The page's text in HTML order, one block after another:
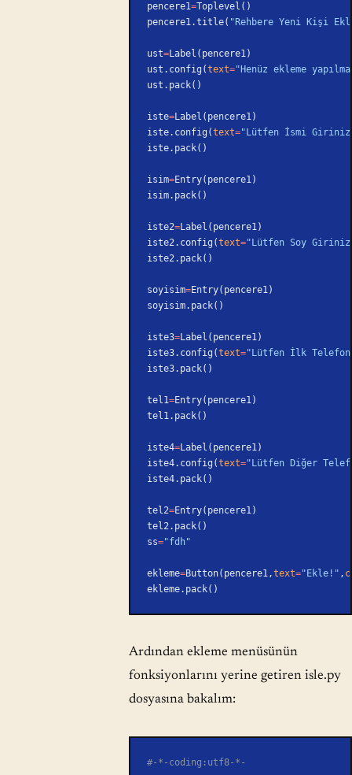
pencere1=Toplevel()
pencere1.title( "Rehbere Yeni Kişi
ust=Label(pencere1)
ust.config(text="Henüz ekleme
ust.pack()
iste=Label(pencere1)
iste.config(text="Lütfen İsmi
iste.pack()
isim=Entry(pencere1)
isim.pack()
iste2=Label(pencere1)
iste2.config(text="Lütfen Soy
iste2.pack()
soyisim=Entry(pencere1)
soyisim.pack()
iste3=Label(pencere1)
iste3.config(text="Lütfen İlk Telefon
iste3.pack()
tel1=Entry(pencere1)
tel1.pack()
iste4=Label(pencere1)
iste4.config(text="Lütfen Diğer
iste4.pack()
tel2=Entry(pencere1)
tel2.pack()
ss="fdh"
ekleme=Button(pencere1,text="Ekle!" ,
ekleme.pack()
Ardından ekleme menüsünün
fonksiyonlarını yerine getiren isle.py
dosyasına bakalım:
#-*-coding:utf8-*-